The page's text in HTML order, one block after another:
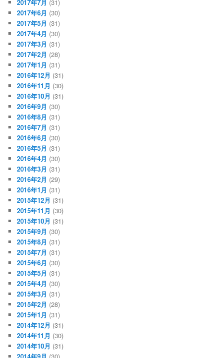
2017年7月 (31)
2017年6月 (30)
2017年5月 (31)
2017年4月 (30)
2017年3月 (31)
2017年2月 (28)
2017年1月 (31)
2016年12月 (31)
2016年11月 (30)
2016年10月 (31)
2016年9月 (30)
2016年8月 (31)
2016年7月 (31)
2016年6月 (30)
2016年5月 (31)
2016年4月 (30)
2016年3月 (31)
2016年2月 (29)
2016年1月 (31)
2015年12月 (31)
2015年11月 (30)
2015年10月 (31)
2015年9月 (30)
2015年8月 (31)
2015年7月 (31)
2015年6月 (30)
2015年5月 (31)
2015年4月 (30)
2015年3月 (31)
2015年2月 (28)
2015年1月 (31)
2014年12月 (31)
2014年11月 (30)
2014年10月 (31)